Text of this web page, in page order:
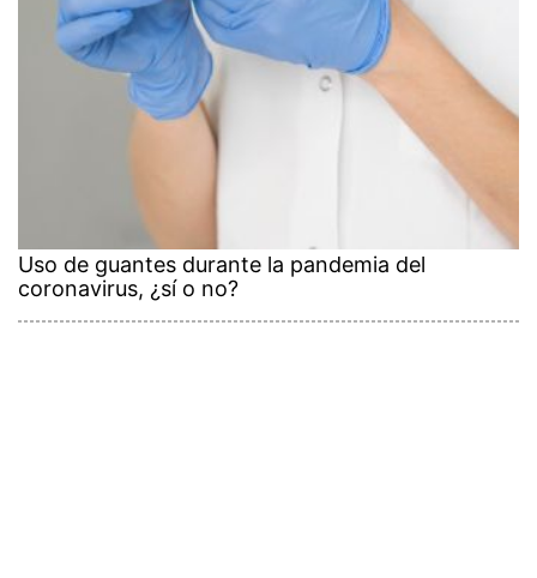
Uso de guantes durante la pandemia del
coronavirus, ¿sí o no?